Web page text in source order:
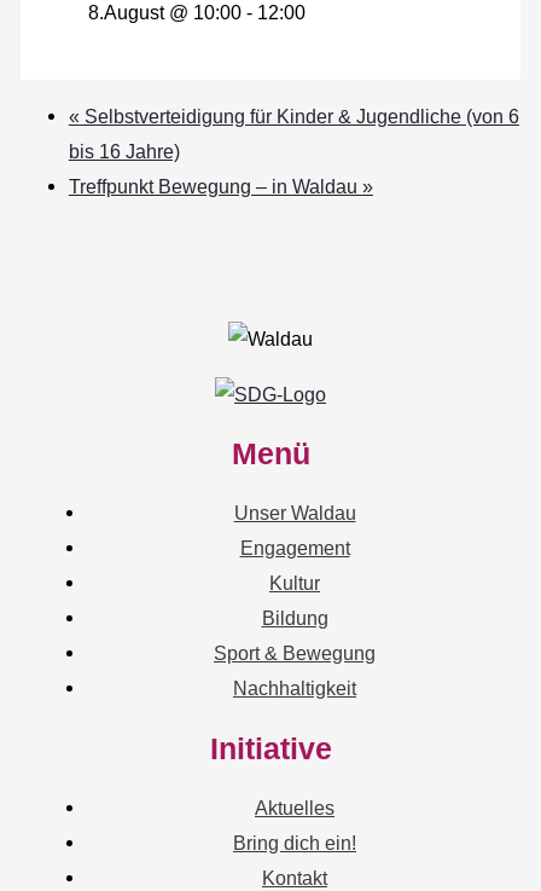
8.August @ 10:00 - 12:00
« Selbstverteidigung für Kinder & Jugendliche (von 6
bis 16 Jahre)
Treffpunkt Bewegung – in Waldau »
Menü
Unser Waldau
Engagement
Kultur
Bildung
Sport & Bewegung
Nachhaltigkeit
Initiative
Aktuelles
Bring dich ein!
Kontakt